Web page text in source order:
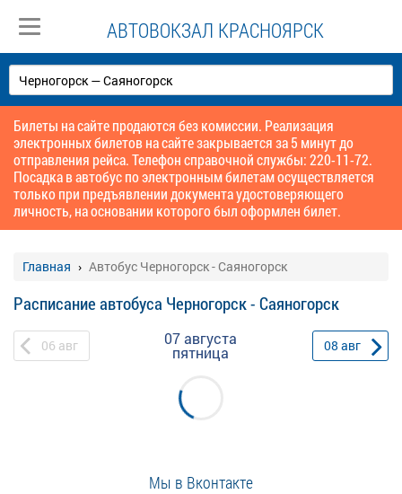
АВТОВОКЗАЛ КРАСНОЯРСК
Билеты на сайте продаются без комиссии. Реализация
электронных билетов на сайте закрывается за 5 минут до
отправления рейса. Телефон справочной службы: 220-11-72.
Посадка в автобус по электронным билетам осуществляется
только при предъявлении документа удостоверяющего
личность, на основании которого был оформлен билет.
Главная Автобус Черногорск - Саяногорск
Расписание автобуса Черногорск - Саяногорск
06 авг 07 августа
пятница 08 авг
Мы в Вконтакте